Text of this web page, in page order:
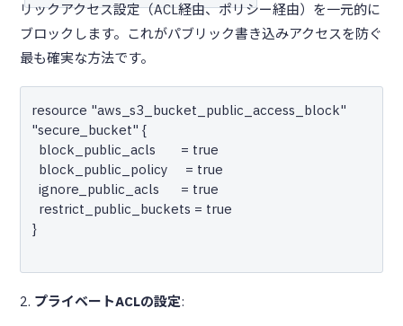
リックアクセス設定（ACL経由、ポリシー経由）を一元的に
ブロックします。これがパブリック書き込みアクセスを防ぐ
最も確実な方法です。
resource "aws_s3_bucket_public_access_block"
"secure_bucket" {
}
2. プライベートACLの設定: